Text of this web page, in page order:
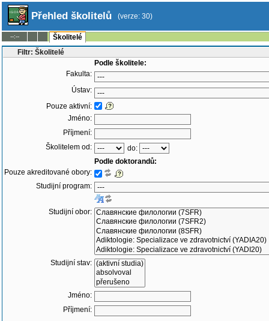
Přehled školitelů (verze: 30)
--:--
Školitelé
Filtr: Školitelé
Podle školitele:
Fakulta:
Ústav:
Pouze aktivní:
Jméno:
Příjmení:
Školitelem od:
do:
Podle doktorandů:
Pouze akreditované obory:
Studijní program:
Studijní obor:
Studijní stav:
Jméno:
Příjmení: